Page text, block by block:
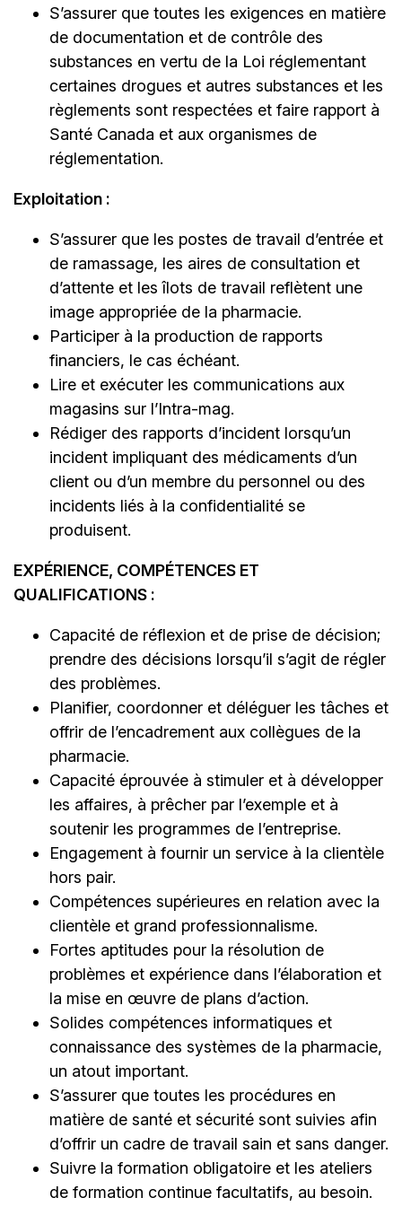
S’assurer que toutes les exigences en matière
de documentation et de contrôle des
substances en vertu de la Loi réglementant
certaines drogues et autres substances et les
règlements sont respectées et faire rapport à
Santé Canada et aux organismes de
réglementation.
Exploitation :
S’assurer que les postes de travail d’entrée et
de ramassage, les aires de consultation et
d’attente et les îlots de travail reflètent une
image appropriée de la pharmacie.
Participer à la production de rapports
financiers, le cas échéant.
Lire et exécuter les communications aux
magasins sur l’Intra-mag.
Rédiger des rapports d’incident lorsqu’un
incident impliquant des médicaments d’un
client ou d’un membre du personnel ou des
incidents liés à la confidentialité se
produisent.
EXPÉRIENCE, COMPÉTENCES ET
QUALIFICATIONS :
Capacité de réflexion et de prise de décision;
prendre des décisions lorsqu’il s’agit de régler
des problèmes.
Planifier, coordonner et déléguer les tâches et
offrir de l’encadrement aux collègues de la
pharmacie.
Capacité éprouvée à stimuler et à développer
les affaires, à prêcher par l’exemple et à
soutenir les programmes de l’entreprise.
Engagement à fournir un service à la clientèle
hors pair.
Compétences supérieures en relation avec la
clientèle et grand professionnalisme.
Fortes aptitudes pour la résolution de
problèmes et expérience dans l’élaboration et
la mise en œuvre de plans d’action.
Solides compétences informatiques et
connaissance des systèmes de la pharmacie,
un atout important.
S’assurer que toutes les procédures en
matière de santé et sécurité sont suivies afin
d’offrir un cadre de travail sain et sans danger.
Suivre la formation obligatoire et les ateliers
de formation continue facultatifs, au besoin.